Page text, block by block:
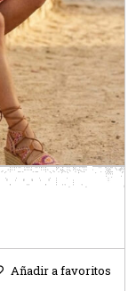
Añadir a favoritos